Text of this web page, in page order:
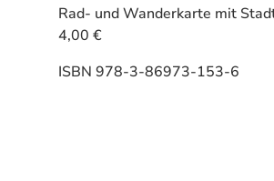
Rad- und Wanderkarte mit
4,00 €
ISBN 978-3-86973-153-6